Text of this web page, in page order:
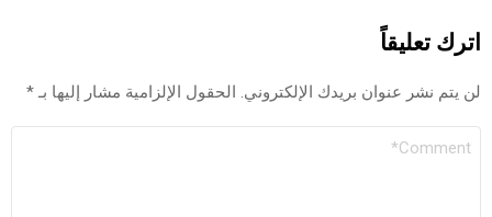
تعليقاً
يتم نشر عنوان بريدك الإلكتروني.الحقول الإلزامية مشار إليها بـ*